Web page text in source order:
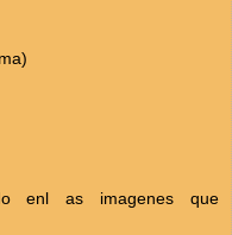
enl as imagenes que